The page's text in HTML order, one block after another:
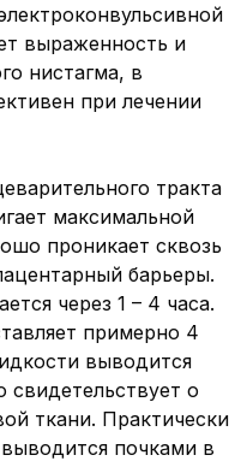
выраженность и
нистагма, в
при лечении
тракта
максимальной
проникает сквозь
барьеры.
через 1 – 4 часа.
примерно 4
выводится
свидетельствует о
ткани. Практически
почками в